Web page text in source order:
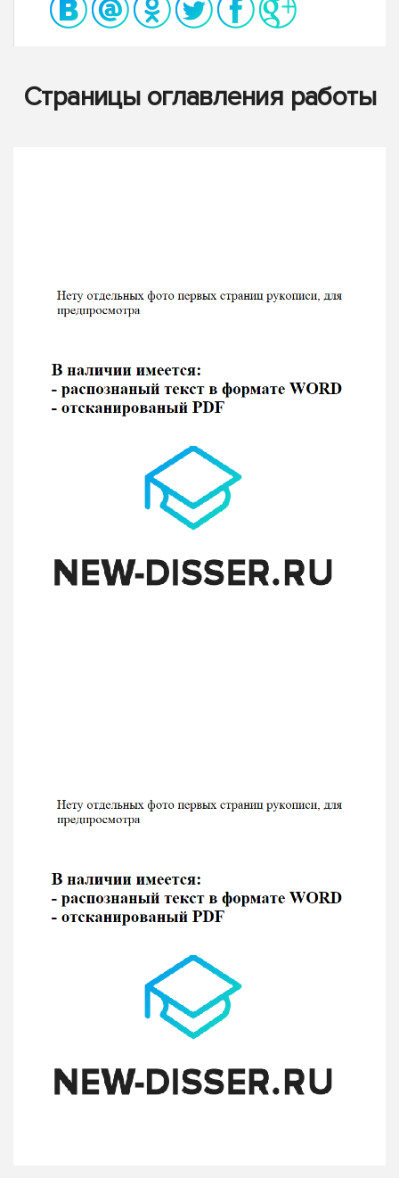
Страницы оглавления работы